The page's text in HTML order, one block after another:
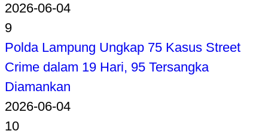
2026-06-04
9
Polda Lampung Ungkap 75 Kasus Street
Crime dalam 19 Hari, 95 Tersangka
Diamankan
2026-06-04
10